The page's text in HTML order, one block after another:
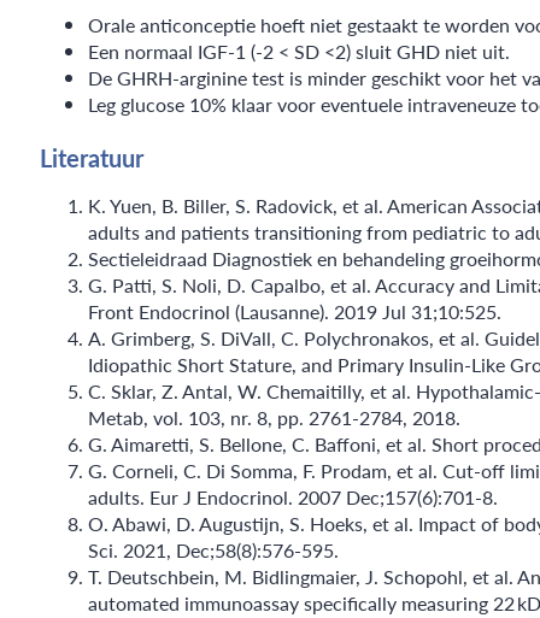
Orale anticonceptie hoeft niet gestaakt te worden
Een normaal IGF-1 (-2 < SD <2) sluit GHD niet uit.
De GHRH-arginine test is minder geschikt voor het
Leg glucose 10% klaar voor eventuele intraveneuze
Literatuur
K. Yuen, B. Biller, S. Radovick, et al. American
adults and patients transitioning from pediatric to
Sectieleidraad Diagnostiek en behandeling
G. Patti, S. Noli, D. Capalbo, et al. Accuracy and
Front Endocrinol (Lausanne). 2019 Jul 31;10:525.
A. Grimberg, S. DiVall, C. Polychronakos, et al.
Idiopathic Short Stature, and Primary Insulin-Like
C. Sklar, Z. Antal, W. Chemaitilly, et al.
Metab, vol. 103, nr. 8, pp. 2761-2784, 2018.
G. Aimaretti, S. Bellone, C. Baffoni, et al. Short
G. Corneli, C. Di Somma, F. Prodam, et al. Cut-off
adults. Eur J Endocrinol. 2007 Dec;157(6):701-8.
O. Abawi, D. Augustijn, S. Hoeks, et al. Impact of
Sci. 2021, Dec;58(8):576-595.
T. Deutschbein, M. Bidlingmaier, J. Schopohl, et al.
automated immunoassay specifically measuring 22